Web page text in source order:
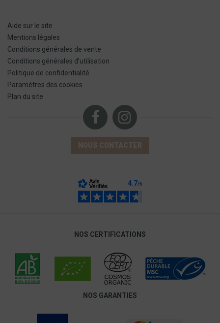
Aide sur le site
Mentions légales
Conditions générales de vente
Conditions générales d’utilisation
Politique de confidentialité
Paramètres des cookies
Plan du site
NOUS CONTACTER
NOS CERTIFICATIONS
NOS GARANTIES